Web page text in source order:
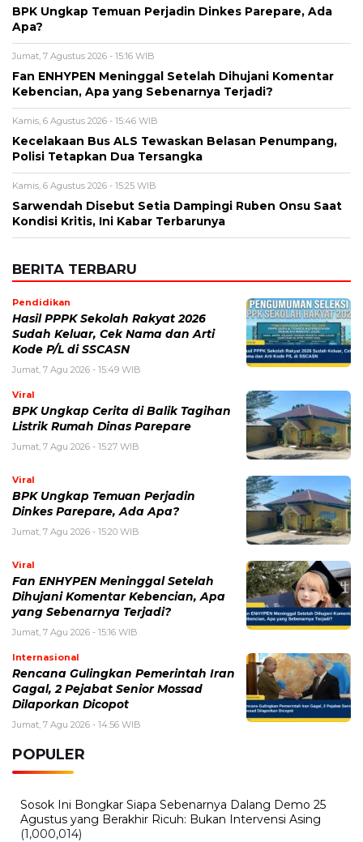
BPK Ungkap Temuan Perjadin Dinkes Parepare, Ada
Apa?
Jumat, 7 Agustus 2026 - 15:16 WIB
Fan ENHYPEN Meninggal Setelah Dihujani Komentar
Kebencian, Apa yang Sebenarnya Terjadi?
Kamis, 6 Agustus 2026 - 15:46 WIB
Kecelakaan Bus ALS Tewaskan Belasan Penumpang,
Polisi Tetapkan Dua Tersangka
Kamis, 6 Agustus 2026 - 15:25 WIB
Sarwendah Disebut Setia Dampingi Ruben Onsu Saat
Kondisi Kritis, Ini Kabar Terbarunya
BERITA TERBARU
Pendidikan
Hasil PPPK Sekolah Rakyat 2026
Sudah Keluar, Cek Nama dan Arti
Kode P/L di SSCASN
Jumat, 7 Agu 2026 - 15:49 WIB
Viral
BPK Ungkap Cerita di Balik Tagihan
Listrik Rumah Dinas Parepare
Jumat, 7 Agu 2026 - 15:27 WIB
Viral
BPK Ungkap Temuan Perjadin
Dinkes Parepare, Ada Apa?
Jumat, 7 Agu 2026 - 15:20 WIB
Viral
Fan ENHYPEN Meninggal Setelah
Dihujani Komentar Kebencian, Apa
yang Sebenarnya Terjadi?
Jumat, 7 Agu 2026 - 15:16 WIB
Internasional
Rencana Gulingkan Pemerintah Iran
Gagal, 2 Pejabat Senior Mossad
Dilaporkan Dicopot
Jumat, 7 Agu 2026 - 14:56 WIB
POPULER
Sosok Ini Bongkar Siapa Sebenarnya Dalang Demo 25
Agustus yang Berakhir Ricuh: Bukan Intervensi Asing
(1,000,014)